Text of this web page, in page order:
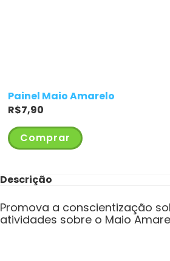
Painel Maio Amarelo
R$7,90
Comprar
Descrição
Promova a conscientização
atividades sobre o Maio